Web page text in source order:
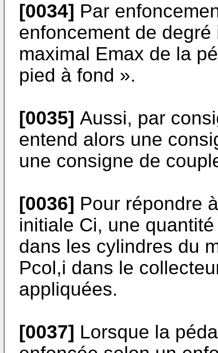
[0034] Par
enfoncement de
maximal Emax de la
pied à fond ».
[0035] Aussi, par
entend alors une
une consigne de
[0036] Pour répondre
initiale Ci, une
dans les cylindres du
Pcol,i dans le
appliquées.
[0037] Lorsque la